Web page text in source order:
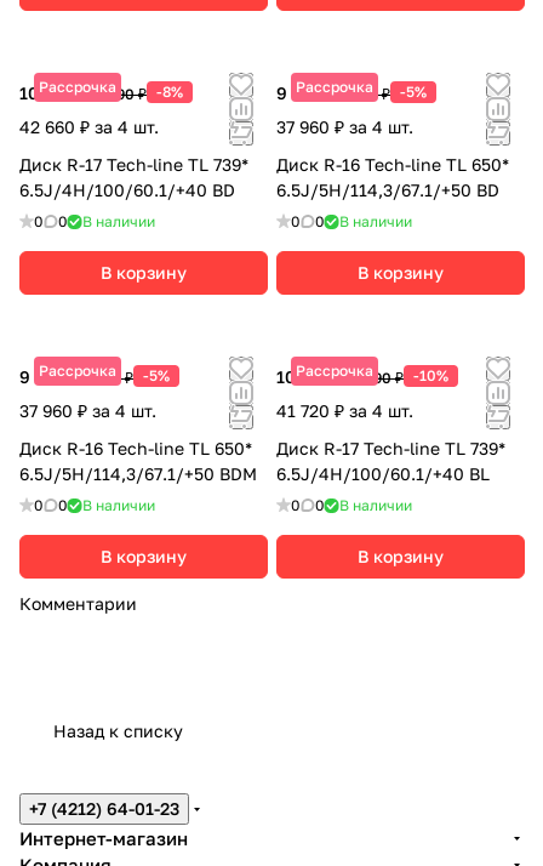
Рассрочка
10 665 ₽11 590 ₽ -8%
42 660 ₽ за 4 шт.
Диск R-17 Tech-line TL 739*
6.5J/4H/100/60.1/+40 BD
0 0 В наличии
В корзину
Рассрочка
9 490 ₽9 990 ₽ -5%
37 960 ₽ за 4 шт.
Диск R-16 Tech-line TL 650*
6.5J/5H/114,3/67.1/+50 BD
0 0 В наличии
В корзину
Рассрочка
9 490 ₽9 990 ₽ -5%
37 960 ₽ за 4 шт.
Диск R-16 Tech-line TL 650*
6.5J/5H/114,3/67.1/+50 BDM
0 0 В наличии
В корзину
Рассрочка
10 430 ₽11 590 ₽ -10%
41 720 ₽ за 4 шт.
Диск R-17 Tech-line TL 739*
6.5J/4H/100/60.1/+40 BL
0 0 В наличии
В корзину
Комментарии
Назад к списку
+7 (4212) 64-01-23
Интернет-магазин